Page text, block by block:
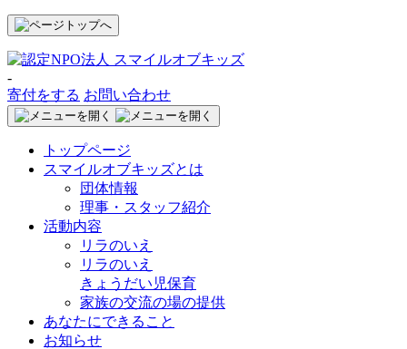
-
寄付をする お問い合わせ
トップページ
スマイルオブキッズとは
団体情報
理事・スタッフ紹介
活動内容
リラのいえ
リラのいえ
きょうだい児保育
家族の交流の場の提供
あなたにできること
お知らせ